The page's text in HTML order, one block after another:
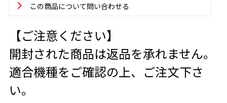
この商品について問い合わせる
【ご注意ください】
開封された商品は返品を承れません。
適合機種をご確認の上、ご注文下さ
い。